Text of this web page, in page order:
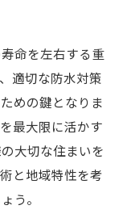
命を左右する重
適切な防水対策
めの鍵となりま
最大限に活かす
大切な住まいを
と地域特性を考
う。